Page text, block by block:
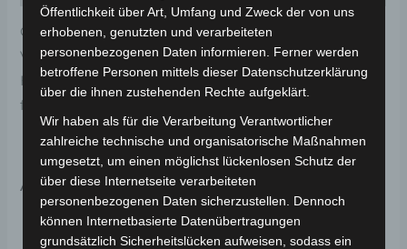
Original-Ersatzteil für den Elektro-Scooter VS1.
Vorderes rad für optimale Funktionalität und
Haltbarkeit. Weitere Informationen zum Fahrzeug
findest du hier:
Ähnliche Produkte
Öffentlichkeit über Art, Umfang und Zweck der von uns
erhobenen, genutzten und verarbeiteten
personenbezogenen Daten informieren. Ferner werden
betroffene Personen mittels dieser Datenschutzerklärung
über die ihnen zustehenden Rechte aufgeklärt.
Wir haben als für die Verarbeitung Verantwortlicher
zahlreiche technische und organisatorische Maßnahmen
umgesetzt, um einen möglichst lückenlosen Schutz der
über diese Internetseite verarbeiteten
personenbezogenen Daten sicherzustellen. Dennoch
können Internetbasierte Datenübertragungen
grundsätzlich Sicherheitslücken aufweisen, sodass ein